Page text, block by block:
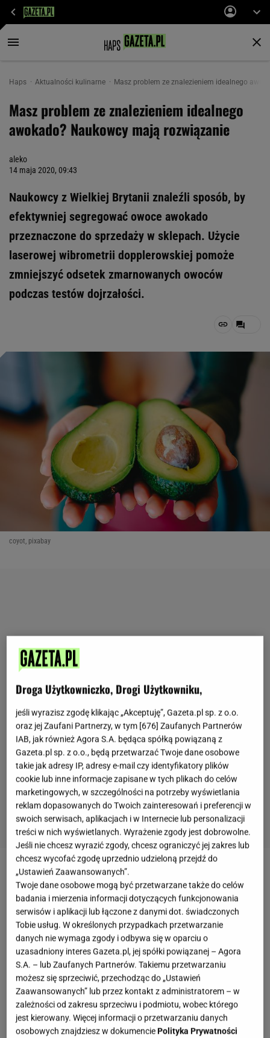
Haps Aktualności kulinarne Masz problem ze znalezieniem idealnego
Masz problem ze znalezieniem idealnego
awokado? Naukowcy mają rozwiązanie
aleko
14 maja 2020, 09:43
Naukowcy z Wielkiej Brytanii znaleźli sposób, by
efektywniej segregować owoce awokado
przeznaczone do sprzedaży w sklepach. Użycie
laserowej wibrometrii dopplerowskiej pomoże
zmniejszyć odsetek zmarnowanych owoców
podczas testów dojrzałości.
coyot, pixabay
Ponad jedna trzecia awokado marnuje się, zanim
trafi do sklepów
Świeżośćowocówawokadoprzeznaczonych do
sprzedaży badana jest ręcznie lub z użyciem
urządzenia pneumatycznego. Oceniana jest skórka
awokado (nie powinna mieć plam) oraz jego
twardość poprzez naciśnięcie. W ten sposób aż 30
proc. owoców ulega zniszczeniu i nie trafia na
sklepowe półki. Dodatkowo na etapie sprzedaży
Droga Użytkowniczko, Drogi Użytkowniku,
jeśli wyrazisz zgodę klikając „Akceptuję”, Gazeta.pl sp. z o.o.
oraz jej Zaufani Partnerzy, w tym [676] Zaufanych Partnerów
IAB, jak również Agora S.A. będąca spółką powiązaną z
Gazeta.pl sp. z o.o., będą przetwarzać Twoje dane osobowe
takie jak adresy IP, adresy e-mail czy identyfikatory plików
cookie lub inne informacje zapisane w tych plikach do celów
marketingowych, w szczególności na potrzeby wyświetlania
reklam dopasowanych do Twoich zainteresowań i preferencji w
swoich serwisach, aplikacjach i w Internecie lub personalizacji
treści w nich wyświetlanych. Wyrażenie zgody jest dobrowolne.
Jeśli nie chcesz wyrazić zgody, chcesz ograniczyć jej zakres lub
chcesz wycofać zgodę uprzednio udzieloną przejdź do
„Ustawień Zaawansowanych”.
Twoje dane osobowe mogą być przetwarzane także do celów
badania i mierzenia informacji dotyczących funkcjonowania
serwisów i aplikacji lub łączone z danymi dot. świadczonych
Tobie usług. W określonych przypadkach przetwarzanie
danych nie wymaga zgody i odbywa się w oparciu o
uzasadniony interes Gazeta.pl, jej spółki powiązanej – Agora
S.A. – lub Zaufanych Partnerów. Takiemu przetwarzaniu
możesz się sprzeciwić, przechodząc do „Ustawień
Zaawansowanych” lub przez kontakt z administratorem – w
zależności od zakresu sprzeciwu i podmiotu, wobec którego
jest kierowany. Więcej informacji o przetwarzaniu danych
osobowych znajdziesz w dokumenciePolityka Prywatności